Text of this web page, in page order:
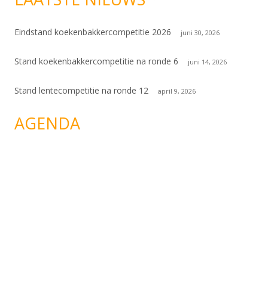
Eindstand koekenbakkercompetitie 2026 juni 30, 2026
Stand koekenbakkercompetitie na ronde 6 juni 14, 2026
Stand lentecompetitie na ronde 12 april 9, 2026
AGENDA